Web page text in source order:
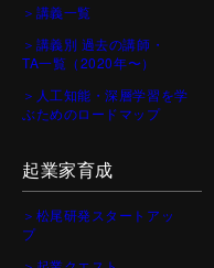
＞講義一覧
＞講義別 過去の講師・
TA一覧（2020年〜）
＞人工知能・深層学習を学
ぶためのロードマップ
起業家育成
＞松尾研発スタートアッ
プ